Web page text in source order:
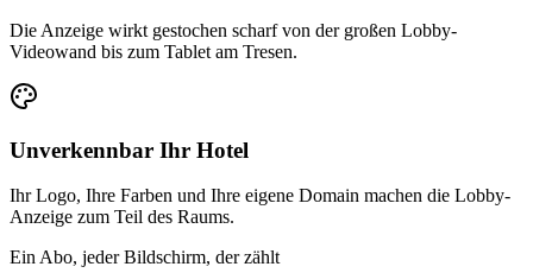
Die Anzeige wirkt gestochen scharf von der großen Lobby-
Videowand bis zum Tablet am Tresen.
Unverkennbar Ihr Hotel
Ihr Logo, Ihre Farben und Ihre eigene Domain machen die Lobby-
Anzeige zum Teil des Raums.
Ein Abo, jeder Bildschirm, der zählt